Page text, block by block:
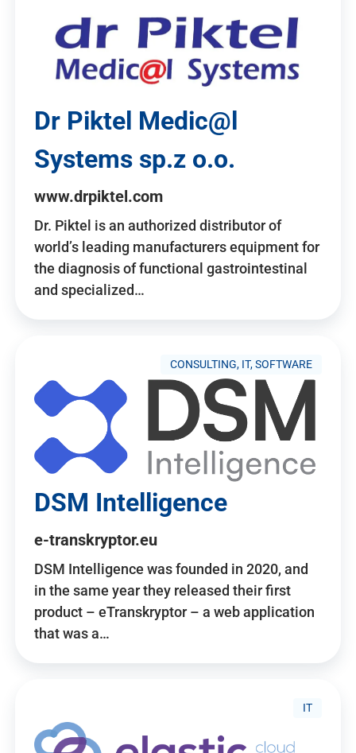
Dr Piktel Medic@l
Systems sp.z o.o.
www.drpiktel.com
Dr. Piktel is an authorized distributor of
world’s leading manufacturers equipment for
the diagnosis of functional gastrointestinal
and specialized…
CONSULTING, IT, SOFTWARE
DSM Intelligence
e-transkryptor.eu
DSM Intelligence was founded in 2020, and
in the same year they released their first
product – eTranskryptor – a web application
that was a…
IT